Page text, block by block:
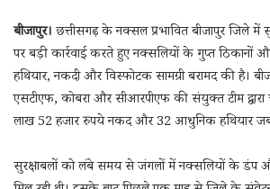
बीजापुर।छत्तीसगढ़ के नक्सल प्रभावित बीजापुर जिले में
पर बड़ी कार्रवाई करते हुए नक्सलियों के गुप्त ठिकानों
हथियार, नकदी और विस्फोटक सामग्री बरामद की है।
एसटीएफ, कोबरा और सीआरपीएफ की संयुक्त टीम
लाख 52 हजार रुपये नकद और 32 आधुनिक हथियार
सुरक्षाबलों को लंबे समय से जंगलों में नक्सलियों के डंप